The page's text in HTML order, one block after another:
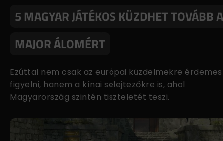
5 MAGYAR JÁTÉKOS KÜZDHET TOVÁBB A
MAJOR ÁLOMÉRT
Ezúttal nem csak az európai küzdelmekre érdemes
figyelni, hanem a kínai selejtezőkre is, ahol
Magyarország szintén tiszteletét teszi.